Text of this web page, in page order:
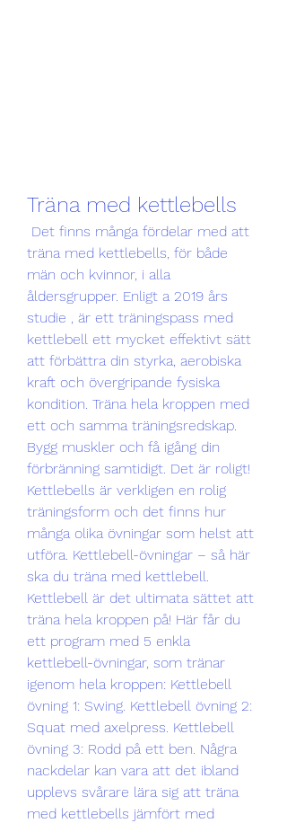
Träna med kettlebells
träna med kettlebells, för både
män och kvinnor, i alla
åldersgrupper. Enligt a 2019 års
studie , är ett träningspass med
kettlebell ett mycket effektivt sätt
att förbättra din styrka, aerobiska
kraft och övergripande fysiska
kondition. Träna hela kroppen med
ett och samma träningsredskap.
Bygg muskler och få igång din
förbränning samtidigt. Det är roligt!
Kettlebells är verkligen en rolig
träningsform och det finns hur
många olika övningar som helst att
utföra. Kettlebell-övningar – så här
ska du träna med kettlebell.
Kettlebell är det ultimata sättet att
träna hela kroppen på! Här får du
ett program med 5 enkla
kettlebell-övningar, som tränar
igenom hela kroppen: Kettlebell
övning 1: Swing. Kettlebell övning 2:
Squat med axelpress. Kettlebell
övning 3: Rodd på ett ben. Några
nackdelar kan vara att det ibland
upplevs svårare lära sig att träna
med kettlebells jämfört med